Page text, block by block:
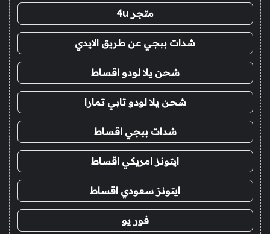
متجر 4u
شدات ببجي عن طريق الايدي
شحن يلا لودو اقساط
شحن يلا لودو تابي تمارا
شدات ببجي اقساط
ايتونز امريكي اقساط
ايتونز سعودي اقساط
فور يو